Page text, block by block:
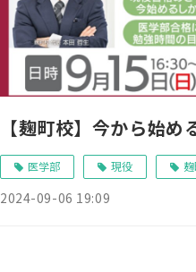
【麹町校】今から始
医学部 現役
2024-09-06 19:09